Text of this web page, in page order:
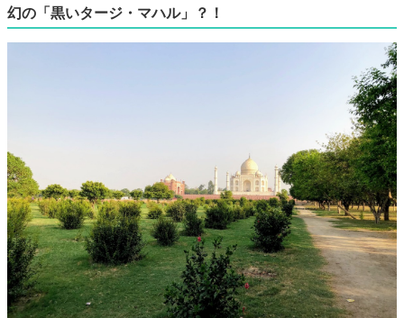
幻の「黒いタージ・マハル」？！